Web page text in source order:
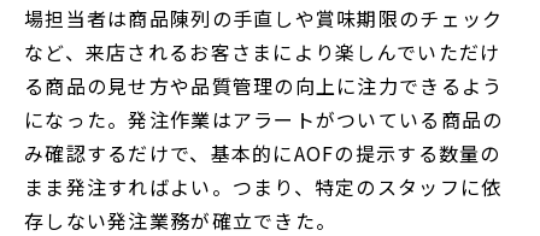
場担当者は商品陳列の手直しや賞味期限のチェック
など、来店されるお客さまにより楽しんでいただけ
る商品の見せ方や品質管理の向上に注力できるよう
になった。発注作業はアラートがついている商品の
み確認するだけで、基本的にAOFの提示する数量の
まま発注すればよい。つまり、特定のスタッフに依
存しない発注業務が確立できた。